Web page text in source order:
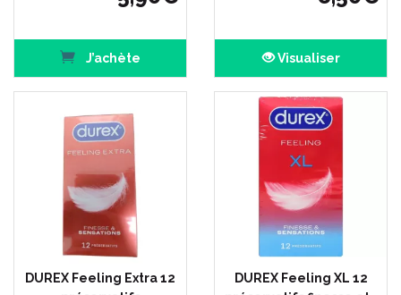
J’achète Visualiser
DUREX Feeling Extra 12
DUREX Feeling XL 12